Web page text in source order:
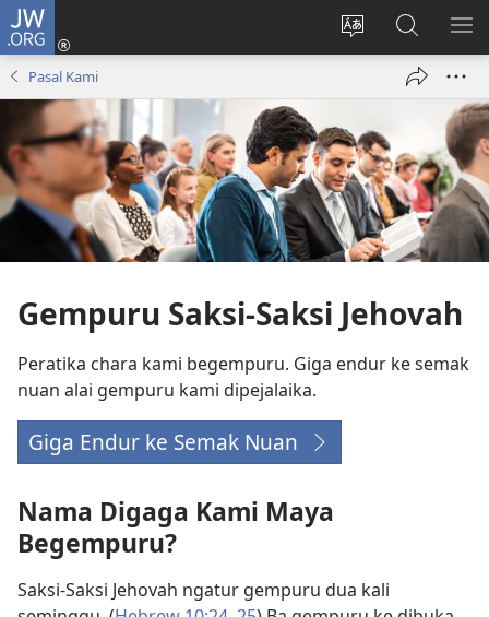
JW.ORG
Tukar
laman
web
Log
Masuk
Giga
JW.ORG
Pasal Kami
Gempuru Saksi-Saksi Jehovah
Peratika chara kami begempuru. Giga endur ke semak
nuan alai gempuru kami dipejalaika.
Giga Endur ke Semak Nuan
(opens
window)
Nama Digaga Kami Maya
Begempuru?
Saksi-Saksi Jehovah ngatur gempuru dua kali